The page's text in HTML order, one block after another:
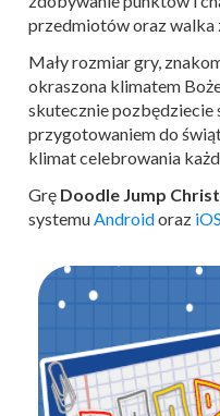
przedmiotów oraz walka
Mały rozmiar gry,
okraszona klimatem
skutecznie pozbędziecie
przygotowaniem do
klimat celebrowania
Grę Doodle Jump
systemuAndroidoraz iOS